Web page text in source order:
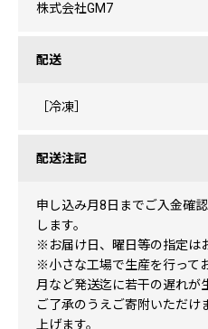
株式会社GM7
配送
［冷凍］
配送注記
申し込み月8日までご入金確
します。
※お届け日、曜日等の指定は
※小さな工場で生産を行って
月など発送迄に若干の遅れが
ご了承のうえご寄附いただけ
上げます。